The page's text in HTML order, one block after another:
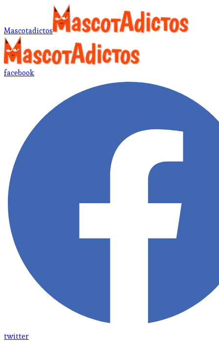
Mascotadictos
facebook
twitter